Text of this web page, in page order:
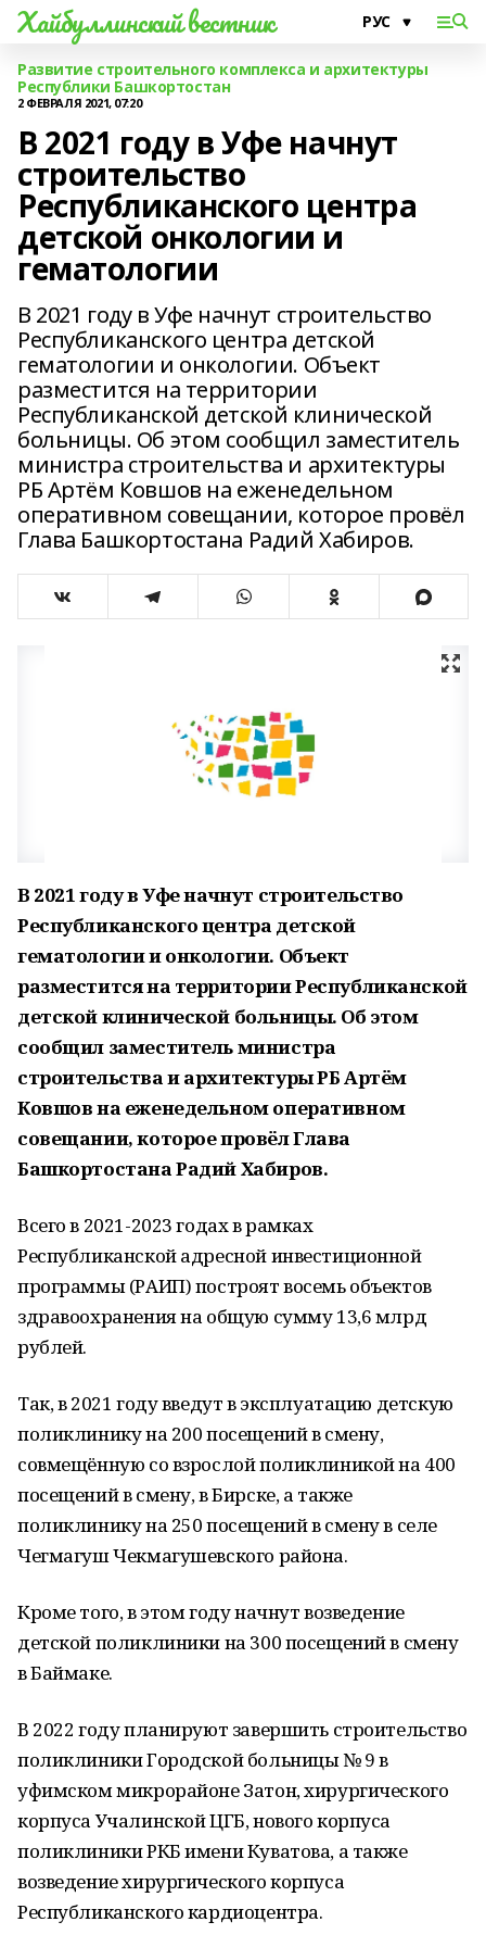
Хайбуллинский вестник
Развитие строительного комплекса и архитектуры
Республики Башкортостан
2 ФЕВРАЛЯ 2021, 07:20
В 2021 году в Уфе начнут
строительство
Республиканского центра
детской онкологии и
гематологии
В 2021 году в Уфе начнут строительство
Республиканского центра детской
гематологии и онкологии. Объект
разместится на территории
Республиканской детской клинической
больницы. Об этом сообщил заместитель
министра строительства и архитектуры
РБ Артём Ковшов на еженедельном
оперативном совещании, которое провёл
Глава Башкортостана Радий Хабиров.
В 2021 году в Уфе начнут строительство
Республиканского центра детской
гематологии и онкологии. Объект
разместится на территории Республиканской
детской клинической больницы. Об этом
сообщил заместитель министра
строительства и архитектуры РБ Артём
Ковшов на еженедельном оперативном
совещании, которое провёл Глава
Башкортостана Радий Хабиров.
Всего в 2021-2023 годах в рамках
Республиканской адресной инвестиционной
программы (РАИП) построят восемь объектов
здравоохранения на общую сумму 13,6 млрд
рублей.
Так, в 2021 году введут в эксплуатацию детскую
поликлинику на 200 посещений в смену,
совмещённую со взрослой поликлиникой на 400
посещений в смену, в Бирске, а также
поликлинику на 250 посещений в смену в селе
Чегмагуш Чекмагушевского района.
Кроме того, в этом году начнут возведение
детской поликлиники на 300 посещений в смену
в Баймаке.
В 2022 году планируют завершить строительство
поликлиники Городской больницы № 9 в
уфимском микрорайоне Затон, хирургического
корпуса Учалинской ЦГБ, нового корпуса
поликлиники РКБ имени Куватова, а также
возведение хирургического корпуса
Республиканского кардиоцентра.